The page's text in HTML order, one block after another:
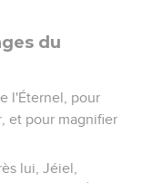
du
l'Éternel, pour
et pour magnifier
lui, Jéiel,